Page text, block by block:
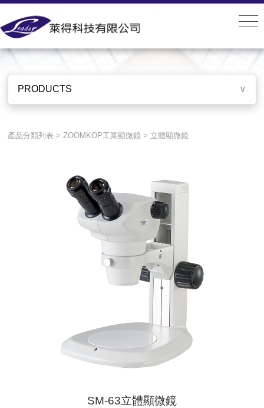
PRODUCTS
PRODUCTS ∨
產品分類列表 > ZOOMKOP工業顯微鏡 > 立體顯微鏡
SM-63立體顯微鏡